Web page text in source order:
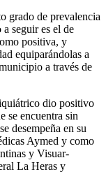
grado de prevalencia
seguir es el de
positiva, y
equiparándolas a
a través de
dio positivo
se encuentra sin
desempeña en su
Aymed y como
y Visuar-
La Heras y